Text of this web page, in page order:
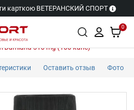
карткою ВЕТЕРАНСКИЙ СПОРТ
0
Damiana 510 mg (100 капс)
Оставить отзыв Фото